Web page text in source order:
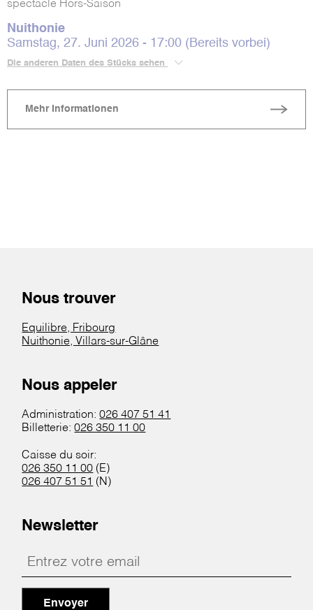
spectacle Hors-Saison
Nuithonie
Samstag, 27. Juni 2026 - 17:00 (Bereits vorbei)
Die anderen Daten des Stücks sehen
Mehr Informationen
Nous trouver
Equilibre, Fribourg
Nuithonie, Villars-sur-Glâne
Nous appeler
Administration:026 407 51 41
Billetterie:026 350 11 00
Caisse du soir:
026 350 11 00 (E)
026 407 51 51 (N)
Newsletter
Envoyer